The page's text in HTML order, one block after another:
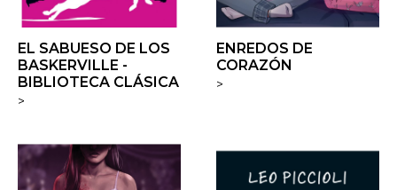
EL SABUESO DE LOS
BASKERVILLE -
BIBLIOTECA CLÁSICA
>
ENREDOS DE
CORAZÓN
>